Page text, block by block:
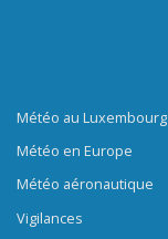
Météo au Luxembourg
Météo en Europe
Météo aéronautique
Vigilances